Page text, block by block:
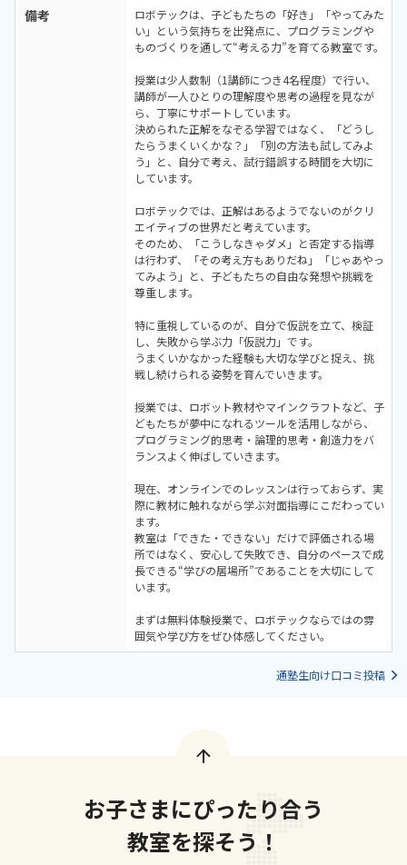
備考
ロボテックは、子どもたちの「好き」「やってみた
い」という気持ちを出発点に、プログラミングや
ものづくりを通して“考える力”を育てる教室です。
授業は少人数制（1講師につき4名程度）で行い、
講師が一人ひとりの理解度や思考の過程を見なが
ら、丁寧にサポートしています。
決められた正解をなぞる学習ではなく、「どうし
たらうまくいくかな？」「別の方法も試してみよ
う」と、自分で考え、試行錯誤する時間を大切に
しています。
ロボテックでは、正解はあるようでないのがクリ
エイティブの世界だと考えています。
そのため、「こうしなきゃダメ」と否定する指導
は行わず、「その考え方もありだね」「じゃあやっ
てみよう」と、子どもたちの自由な発想や挑戦を
尊重します。
特に重視しているのが、自分で仮説を立て、検証
し、失敗から学ぶ力「仮説力」です。
うまくいかなかった経験も大切な学びと捉え、挑
戦し続けられる姿勢を育んでいきます。
授業では、ロボット教材やマインクラフトなど、子
どもたちが夢中になれるツールを活用しながら、
プログラミング的思考・論理的思考・創造力をバ
ランスよく伸ばしていきます。
現在、オンラインでのレッスンは行っておらず、実
際に教材に触れながら学ぶ対面指導にこだわってい
ます。
教室は「できた・できない」だけで評価される場
所ではなく、安心して失敗でき、自分のペースで成
長できる“学びの居場所”であることを大切にして
います。
まずは無料体験授業で、ロボテックならではの雰
囲気や学び方をぜひ体感してください。
通塾生向け口コミ投稿
お子さまにぴったり合う
教室を探そう！